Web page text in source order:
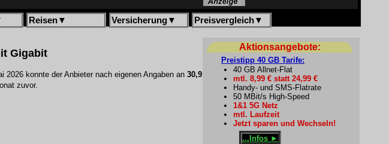
Reisen▼ Versicherung▼ Preisvergleich▼
Gigabit
konnte der Anbieter nach eigenen Angaben an 30,9
zuvor.
Aktionsangebote:
Preistipp 40 GB Tarife:
40 GB Allnet-Flat
mtl. 8,99 € statt 24,99 €
Handy- und SMS-Flatrate
50 MBit/s High-Speed
1&1 5G Netz
mtl. Laufzeit
Jetzt sparen und Wechseln!
...Infos ►